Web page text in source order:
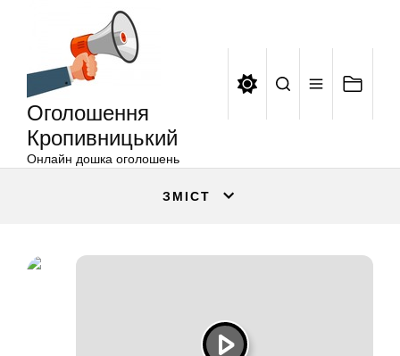
Оголошення
Кропивницький
Онлайн дошка оголошень
ЗМІСТ